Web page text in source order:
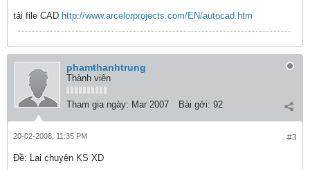
tải file CAD http://www.arcelorprojects.com/EN/autocad.htm
phamthanhtrung
Thành viên
Tham gia ngày: Mar 2007 Bài gởi: 92
#3
20-02-2008, 11:35 PM
Ðề: Lại chuyện KS XD